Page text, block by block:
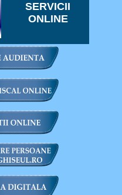
SERVICII
ONLINE